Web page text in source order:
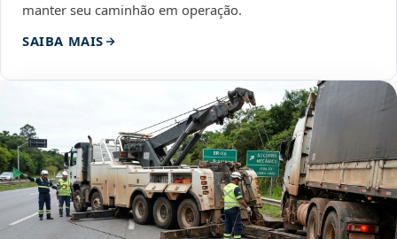
manter seu caminhão em operação.
SAIBA MAIS